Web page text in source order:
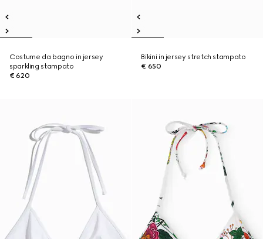
Costume da bagno in jersey
sparkling stampato
€ 620
Bikini in jersey stretch stampato
€ 650